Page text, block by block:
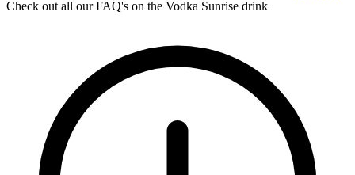
Check out all our FAQ's on the Vodka Sunrise drink